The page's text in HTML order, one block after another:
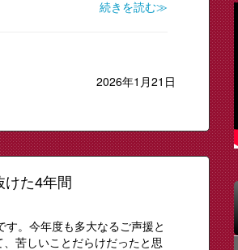
続きを読む≫
2026年1月21日
けた4年間
。今年度も多大なるご声援と
苦しいことだらけだったと思